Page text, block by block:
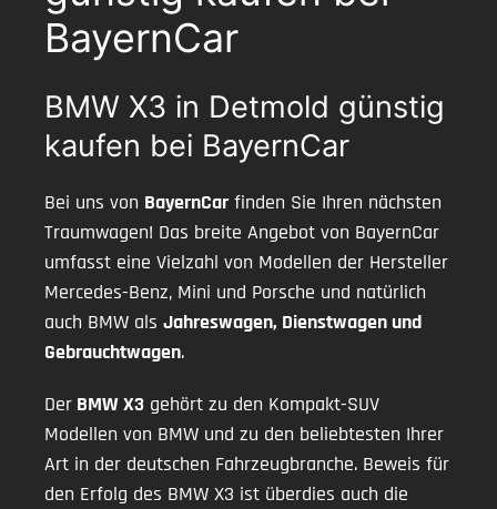
BayernCar
BMW X3 in Detmold günstig
kaufen bei BayernCar
Bei uns von BayernCar finden Sie Ihren nächsten
Traumwagen! Das breite Angebot von BayernCar
umfasst eine Vielzahl von Modellen der Hersteller
Mercedes-Benz, Mini und Porsche und natürlich
auch BMW als Jahreswagen, Dienstwagen und
Gebrauchtwagen.
Der BMW X3 gehört zu den Kompakt-SUV
Modellen von BMW und zu den beliebtesten Ihrer
Art in der deutschen Fahrzeugbranche. Beweis für
den Erfolg des BMW X3 ist überdies auch die